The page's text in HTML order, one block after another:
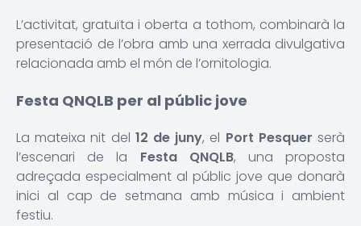
L’activitat, gratuïta i oberta a tothom, combinarà la
presentació de l’obra amb una xerrada divulgativa
relacionada amb el món de l’ornitologia.
Festa QNQLB per al públic jove
La mateixa nit del 12 de juny, el Port Pesquer serà
l’escenari de la Festa QNQLB, una proposta
adreçada especialment al públic jove que donarà
inici al cap de setmana amb música i ambient
festiu.